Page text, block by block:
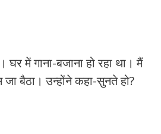
घर में गाना-बजाना हो रहा था। मैं
बैठा। उन्होंने कहा-सुनते हो?